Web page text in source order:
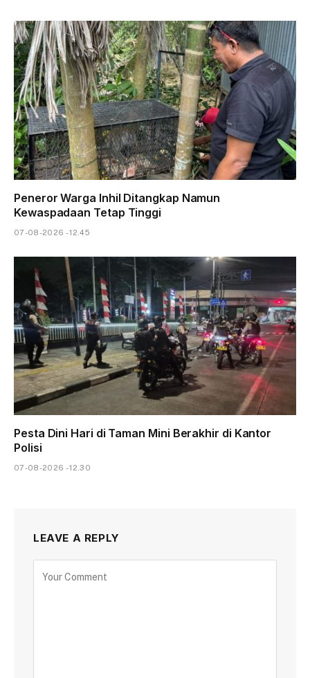
Peneror Warga Inhil Ditangkap Namun
Kewaspadaan Tetap Tinggi
07-08-2026 - 12.45
Pesta Dini Hari di Taman Mini Berakhir di Kantor
Polisi
07-08-2026 - 12.30
LEAVE A REPLY